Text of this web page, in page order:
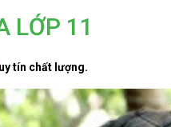
LỚP 11
uy tín chất lượng.